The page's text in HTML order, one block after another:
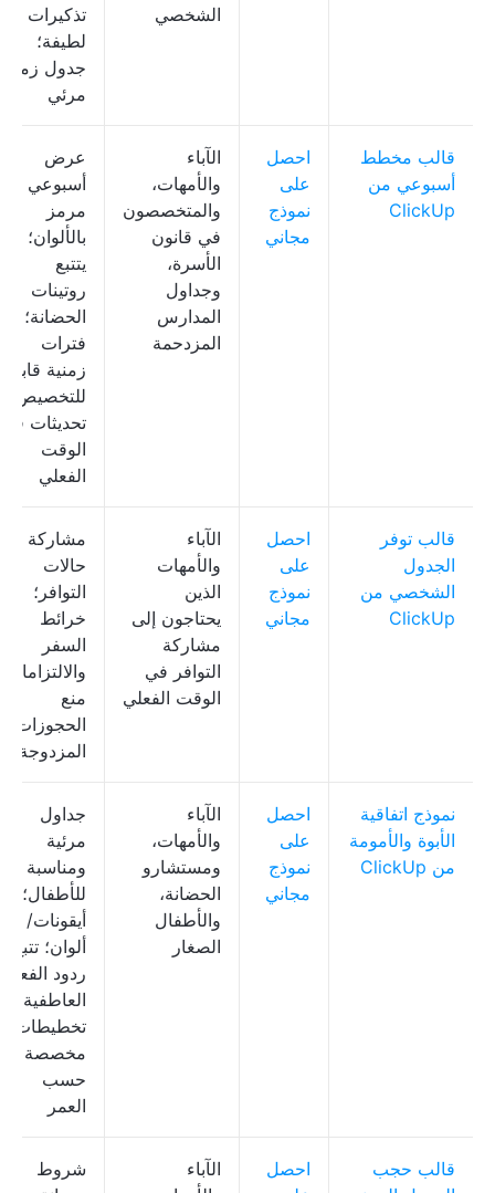
الشخصي
تذكيرات
لطيفة؛
جدول زمني
مرئي
قالب مخطط
أسبوعي من
ClickUp
احصل
على
نموذج
مجاني
الآباء
والأمهات،
والمتخصصون
في قانون
الأسرة،
وجداول
المدارس
المزدحمة
عرض
أسبوعي
مرمز
بالألوان؛
يتتبع
روتينات
الحضانة؛
فترات
زمنية قابلة
للتخصيص؛
تحديثات في
الوقت
الفعلي
قالب توفر
الجدول
الشخصي من
ClickUp
احصل
على
نموذج
مجاني
الآباء
والأمهات
الذين
يحتاجون إلى
مشاركة
التوافر في
الوقت الفعلي
مشاركة
حالات
التوافر؛
خرائط
السفر
والالتزامات؛
منع
الحجوزات
المزدوجة
نموذج اتفاقية
الأبوة والأمومة
من ClickUp
احصل
على
نموذج
مجاني
الآباء
والأمهات،
ومستشارو
الحضانة،
والأطفال
الصغار
جداول
مرئية
ومناسبة
للأطفال؛
أيقونات/
ألوان؛ تتبع
ردود الفعل
العاطفية؛
تخطيطات
مخصصة
حسب
العمر
قالب حجب
احصل
الآباء
شروط